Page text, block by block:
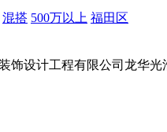
混搭 500万以上 福田区
饰设计工程有限公司龙华光